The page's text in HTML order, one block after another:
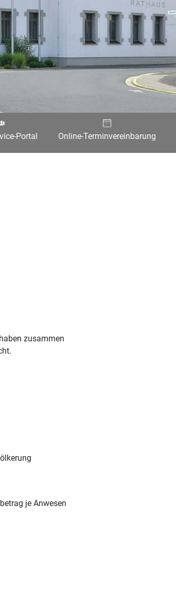
Portal Online-Terminvereinbarung
zusammen
je Anwesen